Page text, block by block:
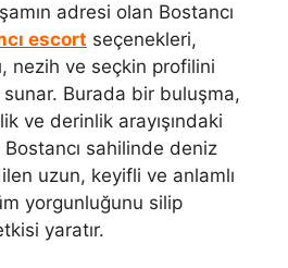
adresi olan Bostancı
escort seçenekleri,
nezih ve seçkin profilini
Burada bir buluşma,
ve derinlik arayışındaki
sahilinde deniz
uzun, keyifli ve anlamlı
yorgunluğunu silip
yaratır.